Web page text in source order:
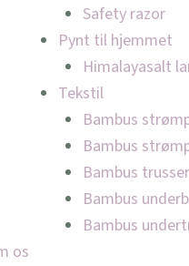
Safety razor
Pynt til hjemmet
Himalayasalt
Tekstil
Bambus
Bambus
Bambus
Bambus
Bambus
os